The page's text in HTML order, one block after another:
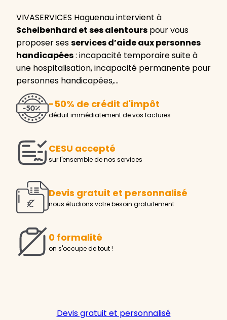
VIVASERVICES Haguenau intervient à
Scheibenhard et ses alentours pour vous
proposer sesservices d’aide aux personnes
handicapées: incapacité temporaire suite à
une hospitalisation, incapacité permanente pour
personnes handicapées,…
-50% de crédit d'impôt
déduit immédiatement de vos factures
CESU accepté
sur l'ensemble de nos services
Devis gratuit et personnalisé
nous étudions votre besoin gratuitement
0 formalité
on s'occupe de tout !
Devis gratuit et personnalisé